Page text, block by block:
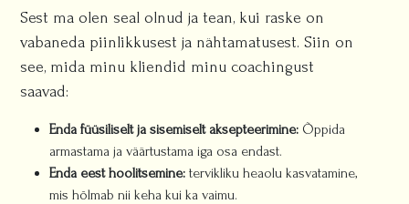
Sest ma olen seal olnud ja tean, kui raske on
vabaneda piinlikkusest ja nähtamatusest. Siin on
see, mida minu kliendid minu coachingust
saavad:
Enda füüsiliselt ja sisemiselt aksepteerimine: Õppida
armastama ja väärtustama iga osa endast.
Enda eest hoolitsemine: tervikliku heaolu kasvatamine,
mis hõlmab nii keha kui ka vaimu.